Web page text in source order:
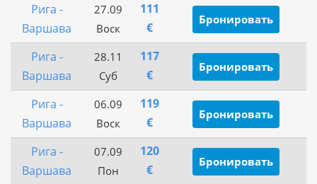
Рига -
Варшава
27.09
Воск
111
€
Бронировать
Рига -
Варшава
28.11
Суб
117
€
Бронировать
Рига -
Варшава
06.09
Воск
119
€
Бронировать
Рига -
Варшава
07.09
Пон
120
€
Бронировать